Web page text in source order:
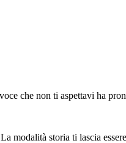
che non ti aspettavi ha
modalità storia ti lascia